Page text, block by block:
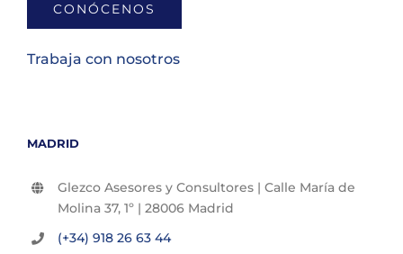
CONÓCENOS
Trabaja con nosotros
MADRID
Glezco Asesores y Consultores | Calle María de
Molina 37, 1º | 28006 Madrid
(+34) 918 26 63 44